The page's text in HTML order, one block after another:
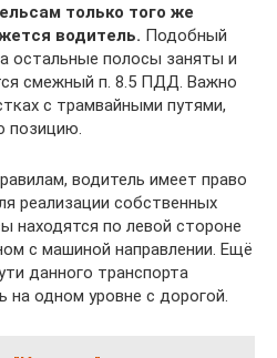
только того же
водитель. Подобный
остальные полосы заняты и
смежный п. 8.5 ПДД. Важно
с трамвайными путями,
позицию.
водитель имеет право
реализации собственных
находятся по левой стороне
с машиной направлении. Ещё
данного транспорта
одном уровне с дорогой.